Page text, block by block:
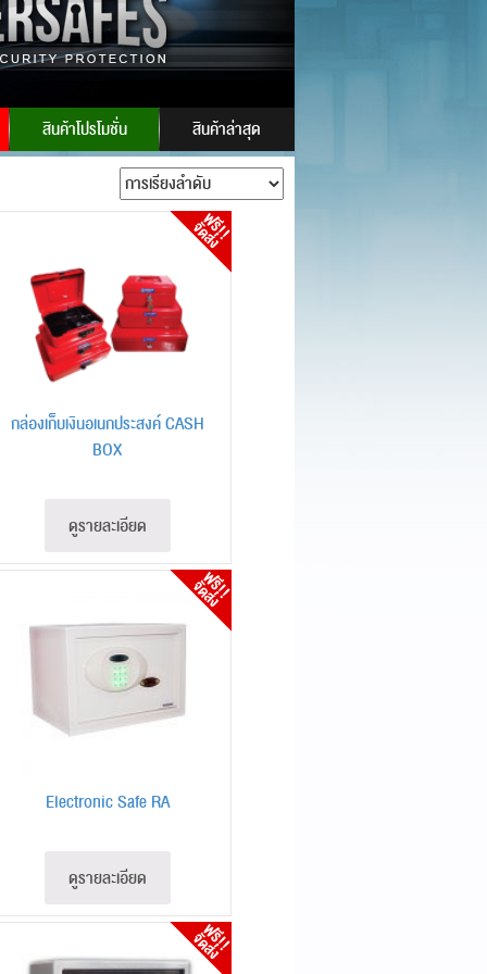
powersafes
สินค้าโปรโมชั่น สินค้าล่าสุด
กล่องเก็บเงินอเนกประสงค์ CASH
BOX
ดูรายละเอียด
Electronic Safe RA
ดูรายละเอียด